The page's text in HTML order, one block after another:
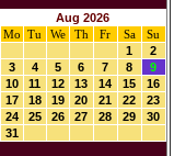
Aug 2026
Mo
Tu We Th Fr Sa
Su
1
2
3
4 5 6 7 8
9
10
11 12 13 14 15
16
17
18 19 20 21 22
23
24
25 26 27 28 29
30
31